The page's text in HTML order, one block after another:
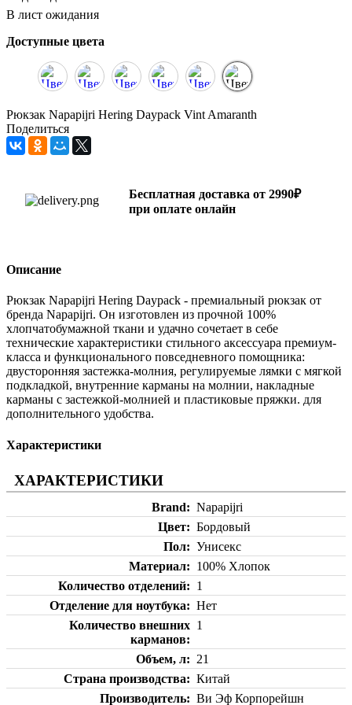
В лист ожидания
Доступные цвета
Рюкзак Napapijri Hering Daypack Vint Amaranth
Поделиться
Бесплатная доставка от 2990₽
при оплате онлайн
Описание
Рюкзак Napapijri Hering Daypack - премиальный рюкзак от
бренда Napapijri. Он изготовлен из прочной 100%
хлопчатобумажной ткани и удачно сочетает в себе
технические характеристики стильного аксессуара премиум-
класса и функционального повседневного помощника:
двусторонняя застежка-молния, регулируемые лямки с мягкой
подкладкой, внутренние карманы на молнии, накладные
карманы с застежкой-молнией и пластиковые пряжки. для
дополнительного удобства.
Характеристики
ХАРАКТЕРИСТИКИ
Brand
Napapijri
Цвет
Бордовый
Пол
Унисекс
Материал
100% Хлопок
Количество отделений
1
Отделение для ноутбука
Нет
Количество внешних
карманов
1
Объем, л
21
Страна производства
Китай
Производитель
Ви Эф Корпорейшн